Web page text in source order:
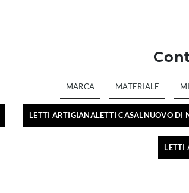
MARCA MATERIALE
LETTI ARTIGIANALETTI CASALNUOVO DI
LETTI